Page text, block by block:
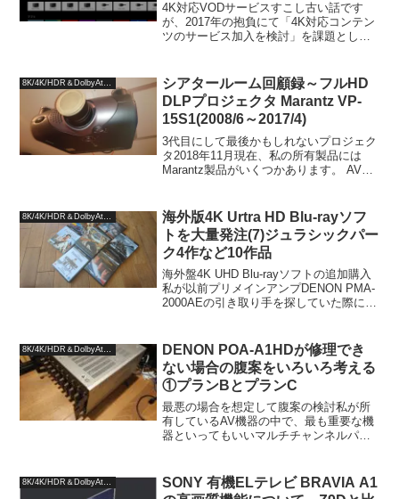
4K対応VODサービスすこし古い話です
が、2017年の抱負にて「4K対応コンテン
ツのサービス加入を検討」を課題として
ネット経由での視聴をターゲットに...
8K/4K/HDR＆DolbyAtmos
シアタールーム回顧録～フルHD
DLPプロジェクタ Marantz VP-
15S1(2008/6～2017/4)
3代目にして最後かもしれないプロジェク
タ2018年11月現在、私の所有製品には
Marantz製品がいくつかあります。 AVプ
ンプ：PM-14S1 ネット...
海外版4K Urtra HD Blu-rayソフ
トを大量発注(7)ジュラシックパー
ク4作など10作品
海外盤4K UHD Blu-rayソフトの追加購入
私が以前プリメインアンプDENON PMA-
2000AEの引き取り手を探していた際に、
の初めにかけてはDVD Fant...
DENON POA-A1HDが修理でき
ない場合の腹案をいろいろ考える
①プランBとプランC
最悪の場合を想定して腹案の検討私が所
有しているAV機器の中で、最も重要な機
器といってもいいマルチチャンネルパワ
然シャットダウンする症状に悩まされ、
故障が判明...
8K/4K/HDR＆DolbyAtmos
SONY 有機ELテレビ BRAVIA A1